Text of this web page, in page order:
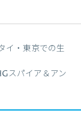
イ・東京での生
スパイア＆アン